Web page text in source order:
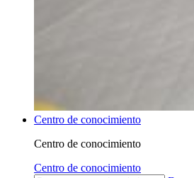
Centro de conocimiento
Centro de conocimiento
Centro de conocimiento